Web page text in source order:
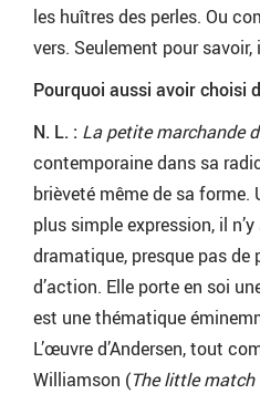
les huîtres des perles. Ou
vers. Seulement pour
Pourquoi aussi avoir choisi
N. L. : La petite marchande
contemporaine dans sa
brièveté même de sa
plus simple expression, il
dramatique, presque pas de
d’action. Elle porte en soi
est une thématique
L’œuvre d’Andersen, tout
Williamson (The little